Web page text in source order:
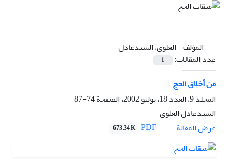
المؤلف =العلوي، السيدعادل
عدد المقالات:
1
من أخلاق الحج
المجلد 9، العدد 18، يوليو 2002، الصفحة
74-87
السيدعادل العلوي
عرض المقالة
673.34 K